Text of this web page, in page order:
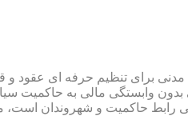
مدنی برای تنظیم حرفه ای عقود و
بدون وابستگی مالی به حاکمیت
حاکمیت و شهروندان است،